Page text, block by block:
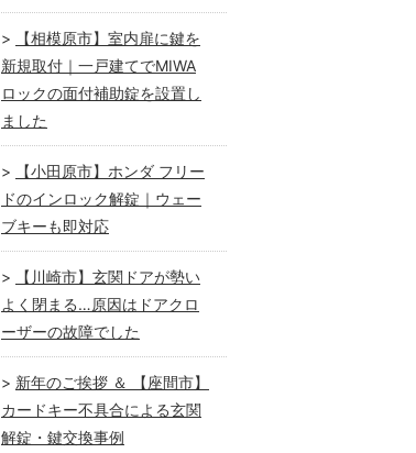
【相模原市】室内扉に鍵を
新規取付｜一戸建てでMIWA
ロックの面付補助錠を設置し
ました
【小田原市】ホンダ フリー
ドのインロック解錠｜ウェー
ブキーも即対応
【川崎市】玄関ドアが勢い
よく閉まる…原因はドアクロ
ーザーの故障でした
新年のご挨拶 ＆ 【座間市】
カードキー不具合による玄関
解錠・鍵交換事例